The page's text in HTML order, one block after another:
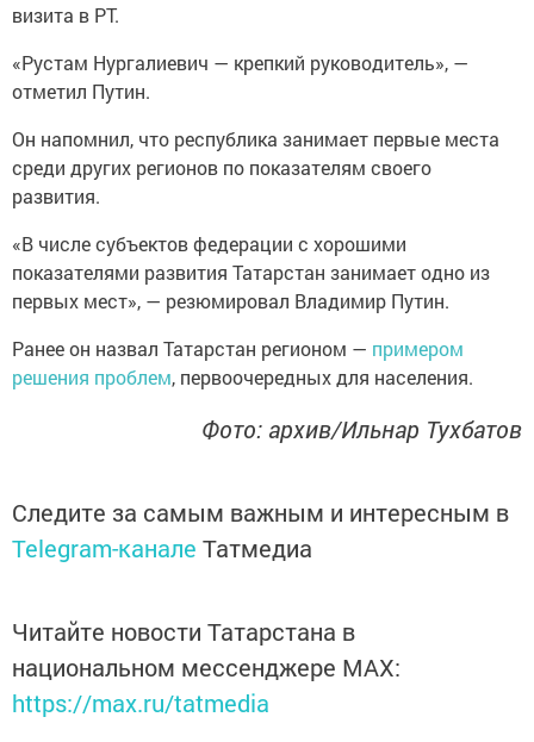
визита в РТ.
«Рустам Нургалиевич — крепкий руководитель», —
отметил Путин.
Он напомнил, что республика занимает первые места
среди других регионов по показателям своего
развития.
«В числе субъектов федерации с хорошими
показателями развития Татарстан занимает одно из
первых мест», — резюмировал Владимир Путин.
Ранее он назвал Татарстан регионом — примером
решения проблем, первоочередных для населения.
Фото: архив/Ильнар Тухбатов
Следите за самым важным и интересным в
Telegram-канале Татмедиа
Читайте новости Татарстана в
национальном мессенджере MАХ:
https://max.ru/tatmedia